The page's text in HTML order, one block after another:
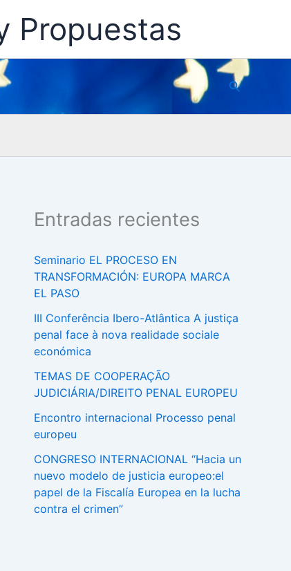
Propuestas
Buscar
Entradas recientes
Seminario EL PROCESO EN
TRANSFORMACIÓN: EUROPA MARCA
EL PASO
III Conferência Ibero-Atlântica A justiça
penal face à nova realidade sociale
económica
TEMAS DE COOPERAÇÃO
JUDICIÁRIA/DIREITO PENAL EUROPEU
Encontro internacional Processo penal
europeu
CONGRESO INTERNACIONAL “Hacia un
nuevo modelo de justicia europeo:el
papel de la Fiscalía Europea en la lucha
contra el crimen”